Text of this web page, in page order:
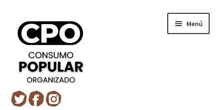
navegación
contenido
Menú
Inicio